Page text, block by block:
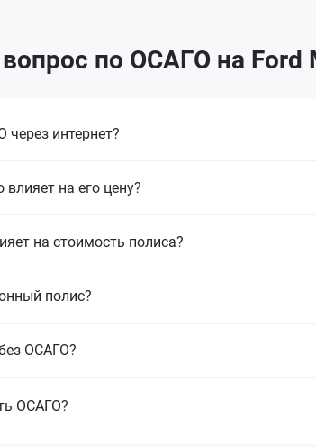
по ОСАГО на Ford
интернет?
на его цену?
на стоимость полиса?
полис?
ОСАГО?
ОСАГО?